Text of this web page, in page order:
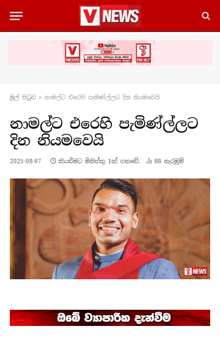
මුල් පිටු​ව » නාමල්ට එරෙහි පැමිණ්ල්ලට දින නියමවෙයි
නාමල්ට එරෙහි පැමිණ්ල්ලට
දින නියමවෙයි
2025-08-07 කියවීමට මිනිත්තු 1ක් ගතවේ. 88 නැරඹු​ම්